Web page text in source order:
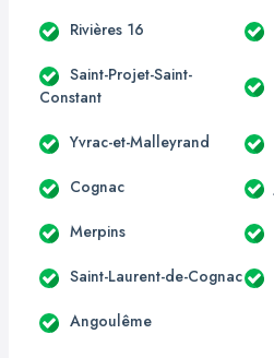
Rivières 16
Saint-Projet-Saint-
Constant
Yvrac-et-Malleyrand
Cognac
Merpins
Saint-Laurent-de-Cognac
Angoulême